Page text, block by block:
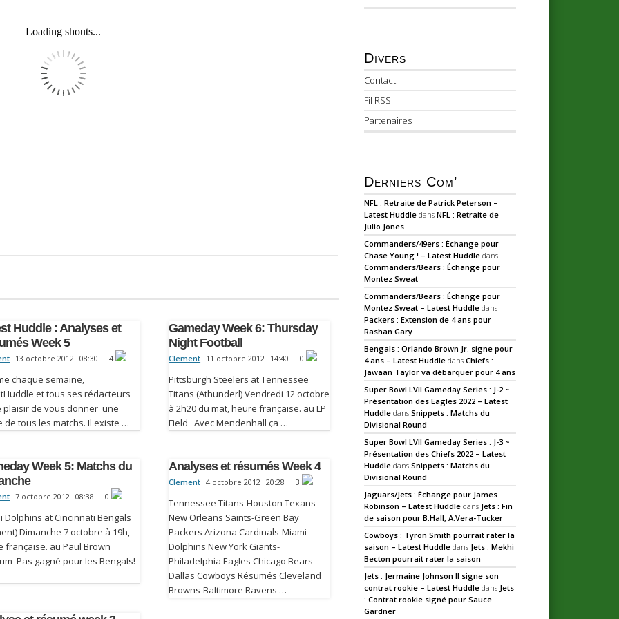
Huddle : Analyses et
Week 5
13 octobre 2012 08:30 4
chaque semaine,
et tous ses rédacteurs
plaisir de vous donner une
de tous les matchs. Il existe …
Gameday Week 6: Thursday
Night Football
Clement 11 octobre 2012 14:40 0
Pittsburgh Steelers at Tennessee
Titans (Athunderl) Vendredi 12 octobre
à 2h20 du mat, heure française. au LP
Field Avec Mendenhall ça …
Week 5: Matchs du
7 octobre 2012 08:38 0
Dolphins at Cincinnati Bengals
Dimanche 7 octobre à 19h,
française. au Paul Brown
Pas gagné pour les Bengals!
Analyses et résumés Week 4
Clement 4 octobre 2012 20:28 3
Tennessee Titans-Houston Texans
New Orleans Saints-Green Bay
Packers Arizona Cardinals-Miami
Dolphins New York Giants-
Philadelphia Eagles Chicago Bears-
Dallas Cowboys Résumés Cleveland
Browns-Baltimore Ravens …
Divers
Contact
Fil RSS
Partenaires
Derniers Com’
NFL : Retraite de Patrick Peterson –
Latest Huddle dansNFL : Retraite de
Julio Jones
Commanders/49ers : Échange pour
Chase Young ! – Latest Huddle dans
Commanders/Bears : Échange pour
Montez Sweat
Commanders/Bears : Échange pour
Montez Sweat – Latest Huddle dans
Packers : Extension de 4 ans pour
Rashan Gary
Bengals : Orlando Brown Jr. signe pour
4 ans – Latest Huddle dansChiefs :
Jawaan Taylor va débarquer pour 4 ans
Super Bowl LVII Gameday Series : J-2 ~
Présentation des Eagles 2022 – Latest
Huddle dansSnippets : Matchs du
Divisional Round
Super Bowl LVII Gameday Series : J-3 ~
Présentation des Chiefs 2022 – Latest
Huddle dansSnippets : Matchs du
Divisional Round
Jaguars/Jets : Échange pour James
Robinson – Latest Huddle dans Jets : Fin
de saison pour B.Hall, A.Vera-Tucker
Cowboys : Tyron Smith pourrait rater la
saison – Latest Huddle dans Jets : Mekhi
Becton pourrait rater la saison
Jets : Jermaine Johnson II signe son
contrat rookie – Latest Huddle dans Jets
: Contrat rookie signé pour Sauce
Gardner